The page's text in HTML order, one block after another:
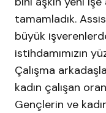
tamamladık.
büyük
istihdamımızın
Çalışma
kadın çalışan
Gençlerin ve